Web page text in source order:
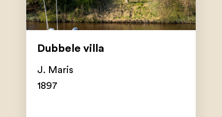
Dubbele villa
J. Maris
1897